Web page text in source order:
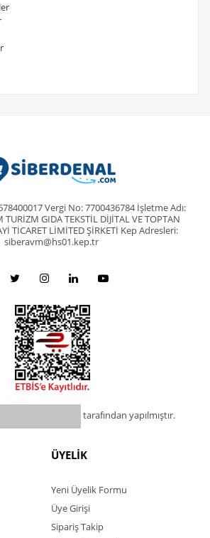
Vergi No: 7700436784 İşletme Adı:
TURİZM GIDA TEKSTİL DİJİTAL VE TOPTAN
TİCARET LİMİTED ŞİRKETİ Kep Adresleri:
siberavm@hs01.kep.tr
tarafından yapılmıştır.
ÜYELİK
Yeni Üyelik Formu
Üye Girişi
Sipariş Takip